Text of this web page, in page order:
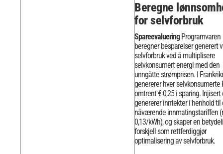
Beregne
for selvforbruk
SpareevalueringProgramvaren
beregner besparelser generert
selvforbruk ved å multiplisere
selvkonsumert energi med den
unngåtte strømprisen. I
genererer hver selvkonsumerte
omtrent € 0,25 i sparing. Injisert
genererer inntekter i henhold til
nåværende innmatingstariffen
0,13/kWh), og skaper en
forskjell som rettferdiggjør
optimalisering av selvforbruk.